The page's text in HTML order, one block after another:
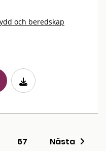
och beredskap
67 Nästa